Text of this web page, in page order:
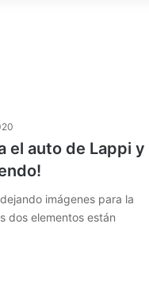
el auto de Lappi y
imágenes para la
dos elementos están